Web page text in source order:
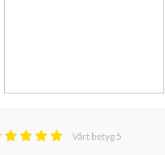
Vårt betyg 5